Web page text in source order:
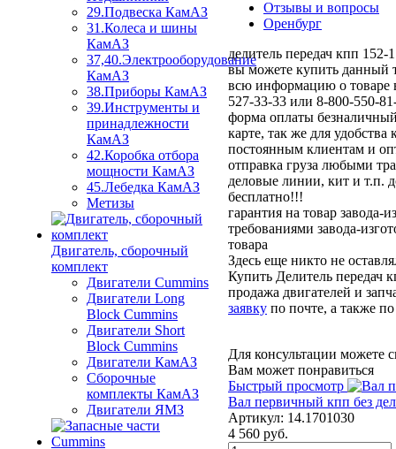
29.Подвеска КамАЗ
31.Колеса и шины
КамАЗ
37,40.Электрооборудование
КамАЗ
38.Приборы КамАЗ
39.Инструменты и
принадлежности
КамАЗ
42.Коробка отбора
мощности КамАЗ
45.Лебедка КамАЗ
Метизы
Двигатель, сборочный
комплект
Двигатели Cummins
Двигатели Long
Bloсk Cummins
Двигатели Short
Bloсk Cummins
Двигатели КамАЗ
Сборочные
комплекты КамАЗ
Двигатели ЯМЗ
Отзывы и вопросы
Оренбург
делитель передач кпп 152-
вы можете купить данный
всю информацию о товаре
527-33-33 или 8-800-550-
форма оплаты
карте, так же для
постоянным клиентам и
отправка груза любыми
деловые линии, кит и т.п.
бесплатно!!!
гарантия на товар завода-
требованиями завода-
товара
Здесь еще никто не
Купить Делитель
продажа двигателей и
заявку по почте, а также
Для консультации можете
Вам может понравиться
Быстрый просмотр
Вал первичный кпп без
Артикул: 14.1701030
4 560 руб.